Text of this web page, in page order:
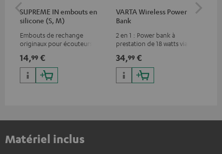
SUPREME IN embouts en
silicone (S, M)
Embouts de rechange
originaux pour écouteurs
14,99 €
VARTA Wireless Power
Bank
2 en 1 : Power bank à
prestation de 18 watts via USB
jusqu’à 10 watts
34,99 €
Matériel inclus